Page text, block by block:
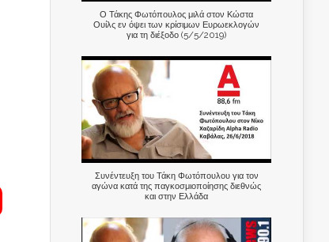
Ο Τάκης Φωτόπουλος μιλά στον Κώστα
Ουίλς εν όψει των κρίσιμων Ευρωεκλογών
για τη διέξοδο (5/5/2019)
Συνέντευξη του Τάκη Φωτόπουλου για τον
αγώνα κατά της παγκοσμιοποίησης διεθνώς
και στην Ελλάδα